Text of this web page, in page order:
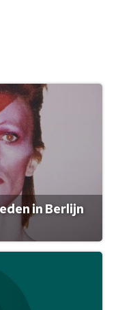
in Berlijn